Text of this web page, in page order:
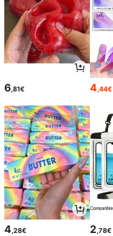
6 ,81€ 4 ,44€
4,28€ 2,78€